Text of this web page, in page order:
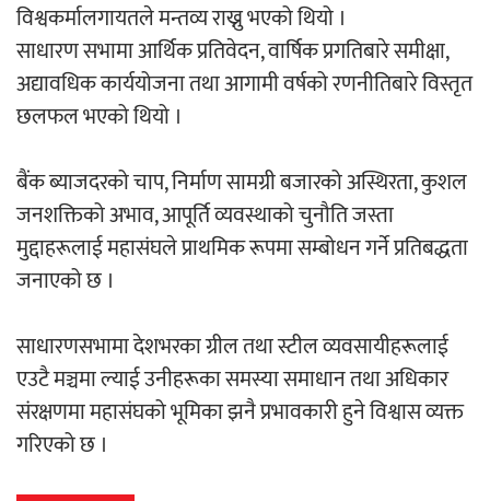
विश्वकर्मालगायतले मन्तव्य राख्नु भएको थियो ।
साधारण सभामा आर्थिक प्रतिवेदन, वार्षिक प्रगतिबारे समीक्षा,
अद्यावधिक कार्ययोजना तथा आगामी वर्षको रणनीतिबारे विस्तृत
छलफल भएको थियो ।
बैंक ब्याजदरको चाप, निर्माण सामग्री बजारको अस्थिरता, कुशल
जनशक्तिको अभाव, आपूर्ति व्यवस्थाको चुनौति जस्ता
मुद्दाहरूलाई महासंघले प्राथमिक रूपमा सम्बोधन गर्ने प्रतिबद्धता
जनाएको छ ।
साधारणसभामा देशभरका ग्रील तथा स्टील व्यवसायीहरूलाई
एउटै मञ्चमा ल्याई उनीहरूका समस्या समाधान तथा अधिकार
संरक्षणमा महासंघको भूमिका झनै प्रभावकारी हुने विश्वास व्यक्त
गरिएको छ ।